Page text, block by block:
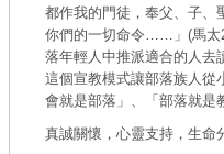
都作我的門徒，奉父、子、
你們的一切命令……」(馬太
落年輕人中推派適合的人去
這個宣教模式讓部落族人從
會就是部落」、「部落就是
真誠關懷，心靈支持，生命